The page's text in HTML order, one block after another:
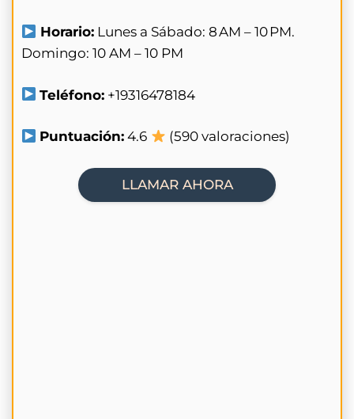
Horario: Lunes a Sábado: 8 AM – 10 PM.
Domingo: 10 AM – 10 PM
Teléfono: +19316478184
Puntuación: 4.6 (590 valoraciones)
LLAMAR AHORA